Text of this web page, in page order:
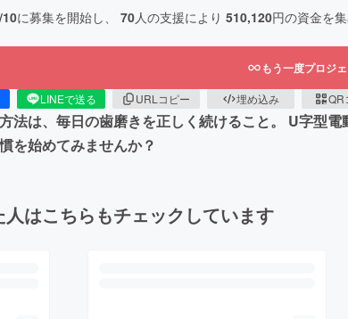
に募集を開始し、 70人の支援により 510,120円の資金を集
もう一度プロジ
LINEで送る URLコピー 埋め込み QR
法は、毎日の歯磨きを正しく続けること。 U字型
を始めてみませんか？
はこちらもチェックしています